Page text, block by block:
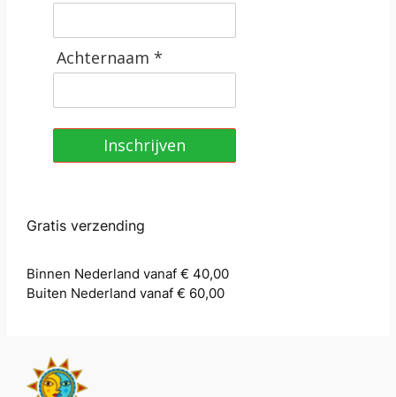
Achternaam *
Inschrijven
Gratis verzending
Binnen Nederland vanaf € 40,00
Buiten Nederland vanaf € 60,00